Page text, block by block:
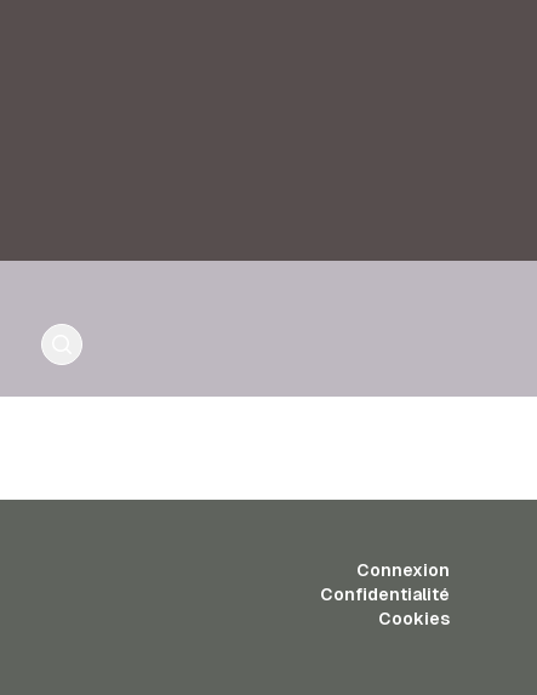
Connexion
Confidentialité
Cookies